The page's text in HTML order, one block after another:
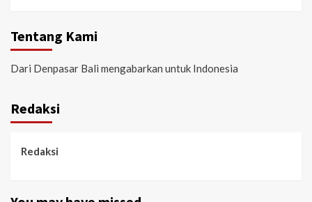
Tentang Kami
Dari Denpasar Bali mengabarkan untuk Indonesia
Redaksi
Redaksi